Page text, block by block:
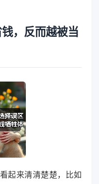
，反而越被当
起来清清楚楚，比如